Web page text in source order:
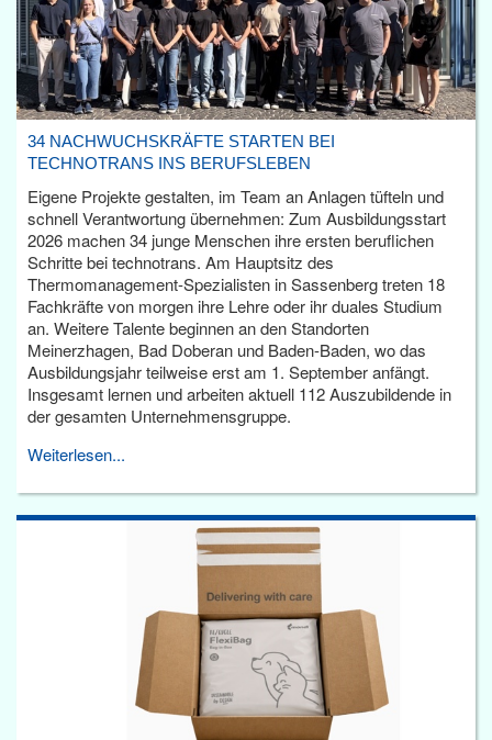
34 NACHWUCHSKRÄFTE STARTEN BEI
TECHNOTRANS INS BERUFSLEBEN
Eigene Projekte gestalten, im Team an Anlagen tüfteln und
schnell Verantwortung übernehmen: Zum Ausbildungsstart
2026 machen 34 junge Menschen ihre ersten beruflichen
Schritte bei technotrans. Am Hauptsitz des
Thermomanagement-Spezialisten in Sassenberg treten 18
Fachkräfte von morgen ihre Lehre oder ihr duales Studium
an. Weitere Talente beginnen an den Standorten
Meinerzhagen, Bad Doberan und Baden-Baden, wo das
Ausbildungsjahr teilweise erst am 1. September anfängt.
Insgesamt lernen und arbeiten aktuell 112 Auszubildende in
der gesamten Unternehmensgruppe.
Weiterlesen...